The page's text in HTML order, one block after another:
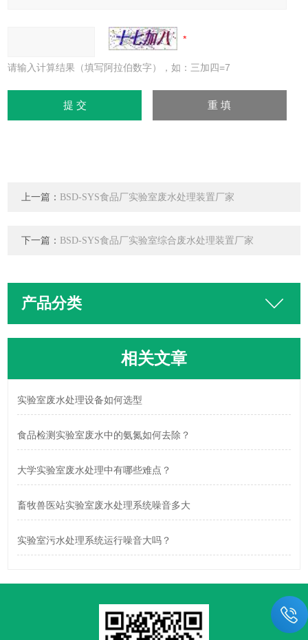
请输入计算结果（填写阿拉伯数字），如：三加四=7
上一篇： BSD-SYS食品厂实验室废水处理装置厂家
下一篇： BSD-SYS食品厂实验室综合废水处理装置厂家
产品分类
相关文章
实验室废水处理设备如何选型
食品检测实验室废水中的氨氮如何去除？
大学实验室废水处理中有哪些难点？
畜牧兽医站实验室废水处理系统噪音多大
实验室污水处理系统运行噪音大吗？